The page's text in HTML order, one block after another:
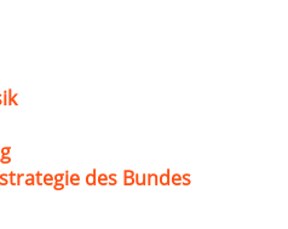
des Bundes